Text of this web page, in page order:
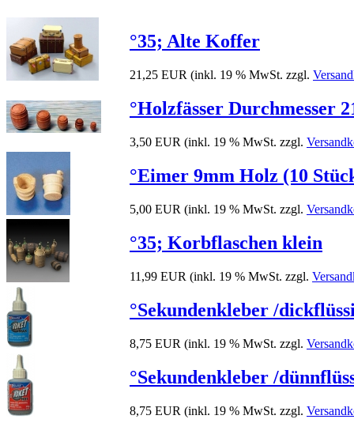
°35; Alte Koffer
21,25 EUR (inkl. 19 % MwSt. zzgl.
°Holzfässer Durchmesser
3,50 EUR (inkl. 19 % MwSt. zzgl.
°Eimer 9mm Holz (10
5,00 EUR (inkl. 19 % MwSt. zzgl.
°35; Korbflaschen klein
11,99 EUR (inkl. 19 % MwSt. zzgl.
°Sekundenkleber /
8,75 EUR (inkl. 19 % MwSt. zzgl.
°Sekundenkleber /
8,75 EUR (inkl. 19 % MwSt. zzgl.